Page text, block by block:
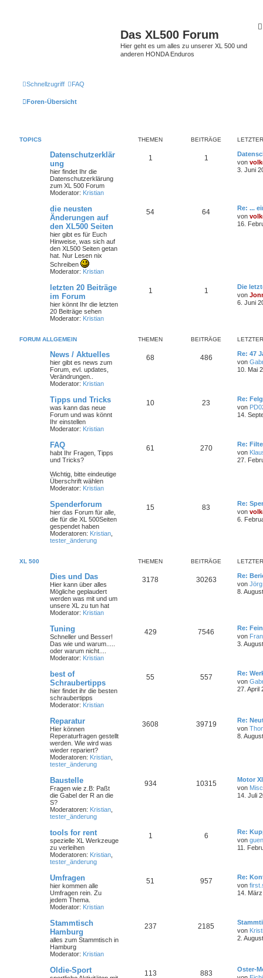
Das XL500 Forum
Hier geht es um alles zu unserer XL 500 und
anderen HONDA Enduros
Schnellzugriff FAQ
Foren-Übersicht
TOPICS THEMEN BEITRÄGE
Datenschutzerklär
ung
hier findet Ihr die
Datenschutzerklärung
zum XL 500 Forum
Moderator: Kristian
1 1
von
3. Juni
die neusten
Änderungen auf
den XL500 Seiten
hier gibt es für Euch
Hinweise, was sich auf
den XL500 Seiten getan
hat. Nur Lesen nix
Schreiben
Moderator: Kristian
54 64
Re: ...
von
16.
letzten 20 Beiträge
im Forum
hier könnt Ihr die letzten
20 Beiträge sehen
Moderator: Kristian
1 1
Die
von
6. Juni
FORUM ALLGEMEIN THEMEN BEITRÄGE
News / Aktuelles
hier gibt es news zum
Forum, evl. updates,
Verändrungen..
Moderator: Kristian
68 486
Re: 47
von
10. Mai
Tipps und Tricks
was kann das neue
Forum und was könnt
Ihr einstellen
Moderator: Kristian
10 23
Re:
von
14.
FAQ
habt Ihr Fragen, Tipps
und Tricks?
Wichtig, bitte eindeutige
Überschrift wählen
Moderator: Kristian
61 270
Re:
von
27.
Spenderforum
hier das Forum für alle,
die für die XL 500Seiten
gespendet haben
Moderatoren: Kristian
tester_änderung
15 83
Re:
von
6.
XL 500 THEMEN BEITRÄGE
Dies und Das
Hier kann über alles
Mögliche geplaudert
werden was mit und um
unsere XL zu tun hat
Moderator: Kristian
3178 30263
Re:
von Jörg
8.
Tuning
Schneller und Besser!
Das wie und warum.....
oder warum nicht....
Moderator: Kristian
429 7546
Re:
von
3.
best of
Schraubertipps
hier findet ihr die besten
schraubertipps
Moderator: Kristian
55 557
Re:
von
27. April
Reparatur
Hier können
Reperaturfragen gestellt
werden. Wie wird was
wieder repariert?
Moderatoren: Kristian
tester_änderung
3608 39719
Re:
von
8.
Baustelle
Fragen wie z.B: Paßt
die Gabel der R an die
S?
Moderatoren: Kristian
tester_änderung
934 10315
Motor
von
14. Juli
tools for rent
spezielle XL Werkzeuge
zu verleihen
Moderatoren: Kristian
tester_änderung
1 6
Re:
von
11.
Umfragen
hier kommen alle
Umfragen rein. Zu
jedem Thema.
Moderator: Kristian
51 957
Re:
von
14.
Stammtisch
Hamburg
alles zum Stammtisch in
Hamburg
Moderator: Kristian
237 2185
von
2.
Oldie-Sport 113 883
Oster-